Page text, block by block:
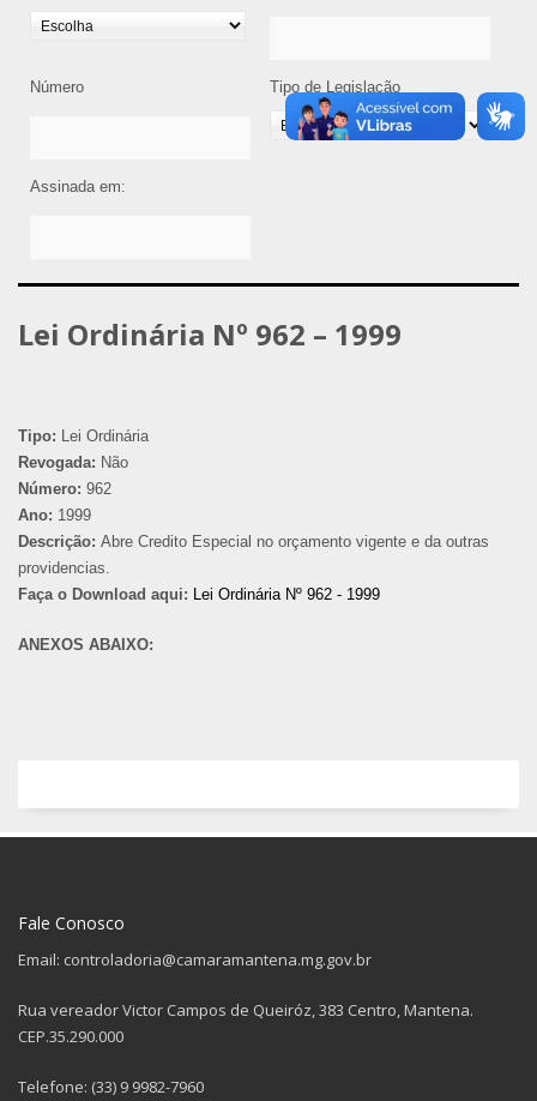
Número Tipo de Legislação
Assinada em:
Lei Ordinária Nº 962 – 1999
Tipo: Lei Ordinária
Revogada: Não
Número: 962
Ano: 1999
Descrição: Abre Credito Especial no orçamento vigente e da outras
providencias.
Faça o Download aqui: Lei Ordinária Nº 962 - 1999
ANEXOS ABAIXO:
Fale Conosco
Email: controladoria@camaramantena.mg.gov.br
Rua vereador Victor Campos de Queiróz, 383 Centro, Mantena.
CEP.35.290.000
Telefone: (33) 9 9982-7960